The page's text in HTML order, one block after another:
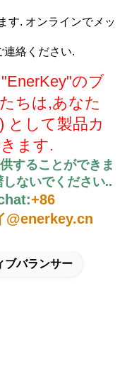
す. オンラインでメッ
連絡ください.
のブ
ちは,あなた
として製品カ
ます.
することができま
ないでください..
+86
@enerkey.cn
ブバランサー